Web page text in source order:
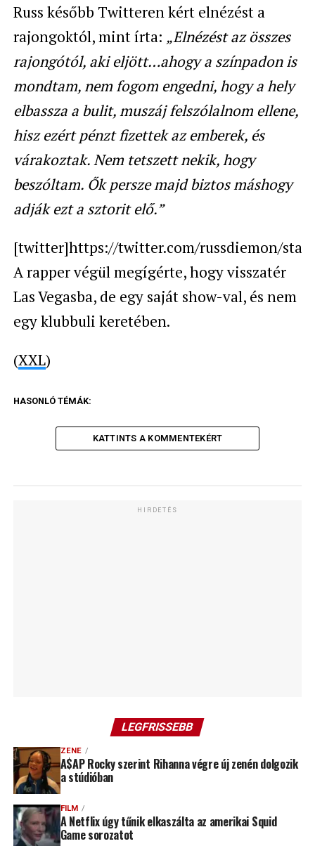
Russ később Twitteren kért elnézést a
rajongoktól, mint írta: „Elnézést az összes
rajongótól, aki eljött…ahogy a színpadon is
mondtam, nem fogom engedni, hogy a hely
elbassza a bulit, muszáj felszólalnom ellene,
hisz ezért pénzt fizettek az emberek, és
várakoztak. Nem tetszett nekik, hogy
beszóltam. Ők persze majd biztos máshogy
adják ezt a sztorit elő.”
[twitter]https://twitter.com/russdiemon/
A rapper végül megígérte, hogy visszatér
Las Vegasba, de egy saját show-val, és nem
egy klubbuli keretében.
(XXL)
HASONLÓ TÉMÁK:
KATTINTS A KOMMENTEKÉRT
HIRDETÉS
LEGFRISSEBB
ZENE
A$AP Rocky szerint Rihanna végre új zenén dolgozik
a stúdióban
FILM
A Netflix úgy tűnik elkaszálta az amerikai Squid
Game sorozatot